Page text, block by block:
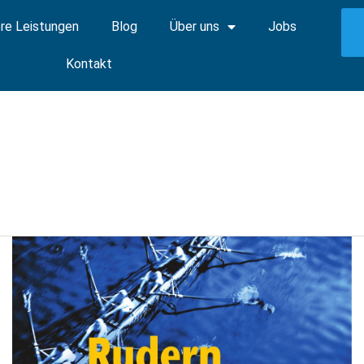
Leistungen Blog Über uns Jobs
Kontakt
Rudern
gegen
Krebs
Heidelberg
2024